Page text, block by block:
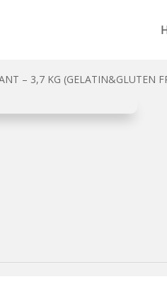
– 3,7 KG (GELATIN&GLUTEN